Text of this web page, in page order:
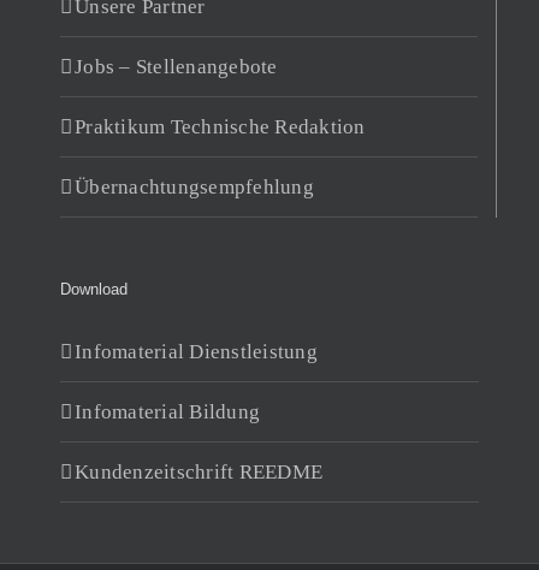
Unsere Partner
Jobs – Stellenangebote
Praktikum Technische Redaktion
Übernachtungsempfehlung
Download
Infomaterial Dienstleistung
Infomaterial Bildung
Kundenzeitschrift REEDME